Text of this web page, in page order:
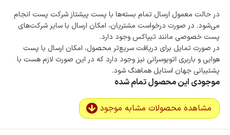
در حالت معمول ارسال تمام بسته‌ها با پست پیشتاز شرکت پست انجام
می‌شود. در صورت درخواست مشتریان، امکان ارسال با سایر شرکت‌های
پست خصوصی مانند تیپاکس وجود دارد.
در صورت تمایل برای دریافت سریع‌تر محصول، امکان ارسال با پست
هوایی و باربری اتوبوسرانی نیز وجود دارد که در این صورت لازم هست با
پشتیبانی جهان استایل هماهنگ شود.
موجودی این محصول تمام شده
مشاهده محصولات مشابه موجود